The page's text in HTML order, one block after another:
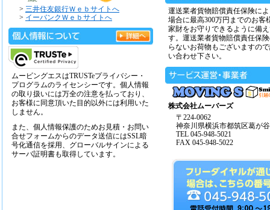
> 三井住友銀行Ｗｅｂサイトへ
> イーバンクＷｅｂサイトへ
ムービングエスはTRUSTeプライバシー・
プログラムのライセンシーです。個人情報
の取り扱いには万全の注意を払っており、
お客様に同意頂いた目的以外には利用いた
しません。
また、個人情報保護のためお見積・お問い
合せフォームからのデータ送信にはSSL暗
号化通信を採用、グローバルサインによる
サーバ証明書も取得しています。
運送業者貨物賠償責任保険に
場合に最高300万円までのお客
家財をお守りできるように備
す。運送業者貨物賠償責任保
らないお荷物もございますの
い合わせ下さい。
株式会社ムーバーズ
〒224-0062
神奈川県横浜市都筑区葛が
TEL 045-948-5021
FAX 045-948-5022